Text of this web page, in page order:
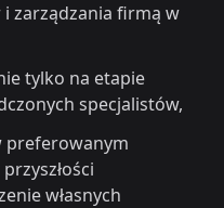
zarządzania firmą w
tylko na etapie
specjalistów,
preferowanym
własnych